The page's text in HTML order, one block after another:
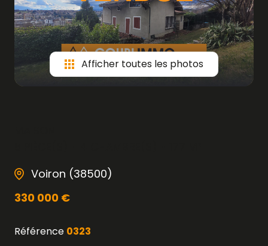
Afficher toutes les photos
Voiron (38500)
330 000 €
Référence 0323